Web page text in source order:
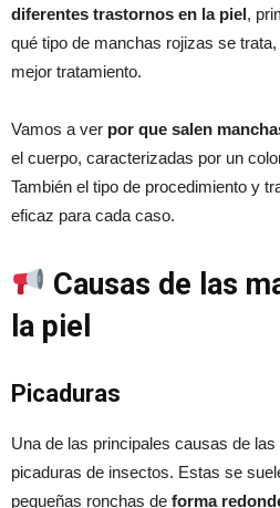
diferentes trastornos en la piel,
qué tipo de manchas rojizas se
mejor tratamiento.
Vamos a ver por que salen
el cuerpo, caracterizadas por un
También el tipo de procedimiento y
eficaz para cada caso.
Causas de las
la piel
Picaduras
Una de las principales causas de
picaduras de insectos. Estas se
pequeñas ronchas de forma